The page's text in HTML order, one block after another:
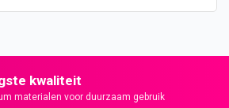
kwaliteit
materialen voor duurzaam gebruik